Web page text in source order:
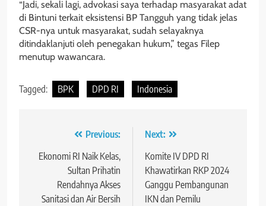
“Jadi, sekali lagi, advokasi saya terhadap masyarakat adat
di Bintuni terkait eksistensi BP Tangguh yang tidak jelas
CSR-nya untuk masyarakat, sudah selayaknya
ditindaklanjuti oleh penegakan hukum,” tegas Filep
menutup wawancara.
Tagged: BPK DPD RI Indonesia
Navigasi
pos
Previous:
Ekonomi RI Naik Kelas,
Sultan Prihatin
Rendahnya Akses
Sanitasi dan Air Bersih
Next:
Komite IV DPD RI
Khawatirkan RKP 2024
Ganggu Pembangunan
IKN dan Pemilu